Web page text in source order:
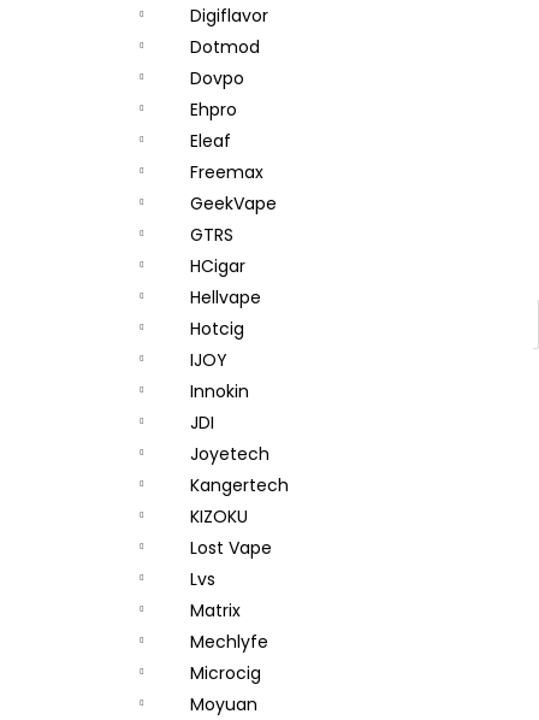
Digiflavor
Dotmod
Dovpo
Ehpro
Eleaf
Freemax
GeekVape
GTRS
HCigar
Hellvape
Hotcig
IJOY
Innokin
JDI
Joyetech
Kangertech
KIZOKU
Lost Vape
Lvs
Matrix
Mechlyfe
Microcig
Moyuan